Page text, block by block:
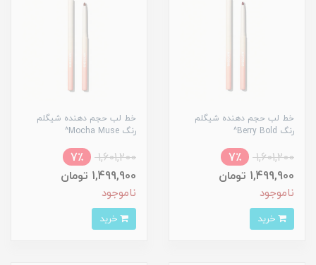
خط لب حجم دهنده شیگلم
رنگ Berry Bold^
1,601,200
7٪
1,499,900 تومان
ناموجود
خط لب حجم دهنده شیگلم
رنگ Mocha Muse^
1,601,200
7٪
1,499,900 تومان
ناموجود